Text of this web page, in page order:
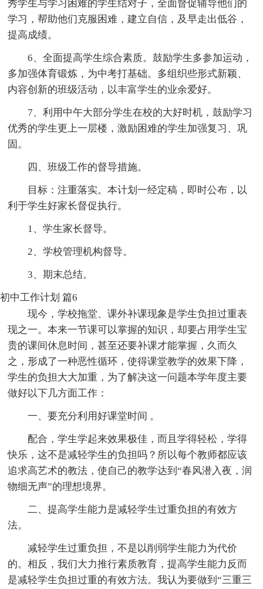
秀学生与学习困难的学生结对子，全面督促辅导他们的
学习，帮助他们克服困难，建立自信，及早走出低谷，
提高成绩。
6、全面提高学生综合素质。鼓励学生多参加运动，
多加强体育锻炼，为中考打基础。多组织些形式新颖、
内容创新的班级活动，以丰富学生的业余爱好。
7、利用中午大部分学生在校的大好时机，鼓励学习
优秀的学生更上一层楼，激励困难的学生加强复习、巩
固。
四、班级工作的督导措施。
目标：注重落实。本计划一经定稿，即时公布，以
利于学生好家长督促执行。
1、学生家长督导。
2、学校管理机构督导。
3、期末总结。
初中工作计划 篇6
现今，学校拖堂、课外补课现象是学生负担过重表
现之一。本来一节课可以掌握的知识，却要占用学生宝
贵的课间休息时间，甚至还要补课才能掌握，久而久
之，形成了一种恶性循环，使得课堂教学的效果下降，
学生的负担大大加重，为了解决这一问题本学年度主要
做好以下几方面工作：
一、要充分利用好课堂时间 。
配合，学生学起来效果极佳，而且学得轻松，学得
快乐，这不是减轻学生的负担吗？所以每个教师都应该
追求高艺术的教法，使自己的教学达到“春风潜入夜，润
物细无声”的理想境界。
二、提高学生能力是减轻学生过重负担的有效方
法。
减轻学生过重负担，不是以削弱学生能力为代价
的。相反，我们大力推行素质教育，提高学生能力反而
是减轻学生负担过重的有效方法。我认为要做到“三重三